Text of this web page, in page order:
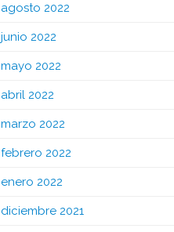
agosto 2022
junio 2022
mayo 2022
abril 2022
marzo 2022
febrero 2022
enero 2022
diciembre 2021